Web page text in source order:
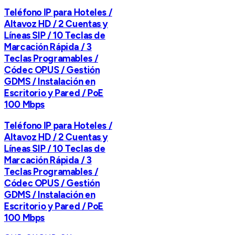
Teléfono IP para Hoteles /
Altavoz HD / 2 Cuentas y
Líneas SIP / 10 Teclas de
Marcación Rápida / 3
Teclas Programables /
Códec OPUS / Gestión
GDMS / Instalación en
Escritorio y Pared / PoE
100 Mbps
Teléfono IP para Hoteles /
Altavoz HD / 2 Cuentas y
Líneas SIP / 10 Teclas de
Marcación Rápida / 3
Teclas Programables /
Códec OPUS / Gestión
GDMS / Instalación en
Escritorio y Pared / PoE
100 Mbps